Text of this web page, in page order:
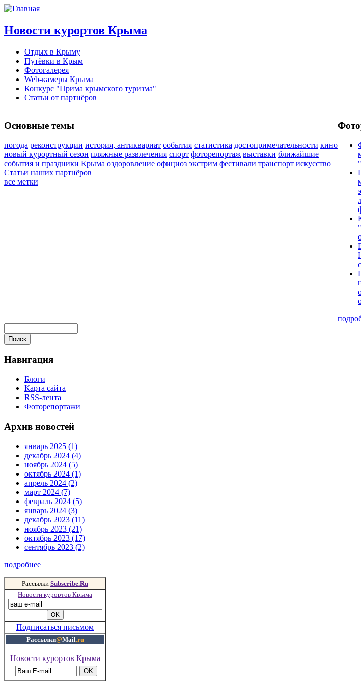
Новости курортов Крыма
Отдых в Крыму
Путёвки в Крым
Фотогалерея
Web-камеры Крыма
Конкурс "Прима крымского туризма"
Статьи от партнёров
Основные темы
погода реконструкции история, антиквариат события статистика достопримечательности кино
новый курортный сезон пляжные развлечения спорт фоторепортаж выставки ближайшие
события и праздники Крыма оздоровление официоз экстрим фестивали транспорт искусство
Статьи наших партнёров
все метки
Навигация
Блоги
Карта сайта
RSS-лента
Фоторепортажи
Архив новостей
январь 2025 (1)
декабрь 2024 (4)
ноябрь 2024 (5)
октябрь 2024 (1)
апрель 2024 (2)
март 2024 (7)
февраль 2024 (5)
январь 2024 (3)
декабрь 2023 (11)
ноябрь 2023 (21)
октябрь 2023 (17)
сентябрь 2023 (2)
подробнее
Рассылки Subscribe.Ru
Новости курортов Крыма
Подписаться письмом
Рассылки@Mail.ru
Новости курортов Крыма